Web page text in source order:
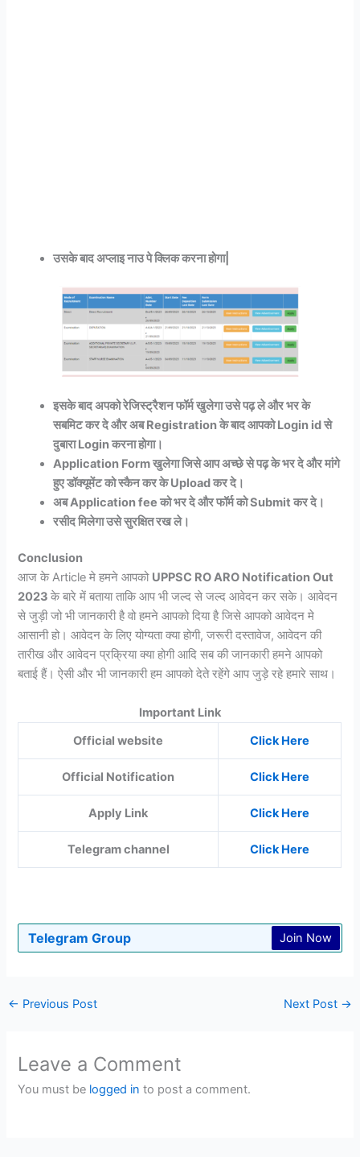
उसके बाद अप्लाइ नाउ पे क्लिक करना होगा|
इसके बाद अपको रेजिस्ट्रैशन फॉर्म खुलेगा उसे पढ़ ले और भर के
सबमिट कर दे और अब Registration के बाद आपको Login id से
दुबारा Login करना होगा।
Application Form खुलेगा जिसे आप अच्छे से पढ़ के भर दे और मांगे
हुए डॉक्यूमेंट को स्कैन कर के Upload कर दे।
अब Application fee को भर दे और फॉर्म को Submit कर दे।
रसीद मिलेगा उसे सुरक्षित रख ले।
Conclusion
आज के Article मे हमने आपको UPPSC RO ARO Notification Out
2023के बारे में बताया ताकि आप भी जल्द से जल्द आवेदन कर सके। आवेदन
से जुड़ी जो भी जानकारी है वो हमने आपको दिया है जिसे आपको आवेदन मे
आसानी हो। आवेदन के लिए योग्यता क्या होगी, जरूरी दस्तावेज, आवेदन की
तारीख और आवेदन प्रक्रिया क्या होगी आदि सब की जानकारी हमने आपको
बताई हैं। ऐसी और भी जानकारी हम आपको देते रहेंगे आप जुड़े रहे हमारे साथ।
Important Link
Official website
Click Here
Official Notification Click Here
Apply Link Click Here
Telegram channel Click Here
Telegram Group Join Now
← Previous Post Next Post →
Leave a Comment
You must be logged in to post a comment.